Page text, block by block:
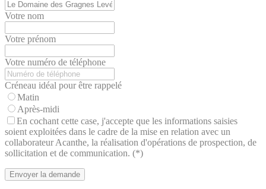
Votre nom
Votre prénom
Votre numéro de téléphone
Créneau idéal pour être rappelé
Matin
Après-midi
En cochant cette case, j'accepte que les informations saisies
soient exploitées dans le cadre de la mise en relation avec un
collaborateur Acanthe, la réalisation d'opérations de prospection, de
sollicitation et de communication. (*)